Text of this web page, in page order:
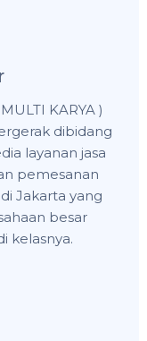
KARYA )
dibidang
layanan jasa
pemesanan
Jakarta yang
besar
kelasnya.